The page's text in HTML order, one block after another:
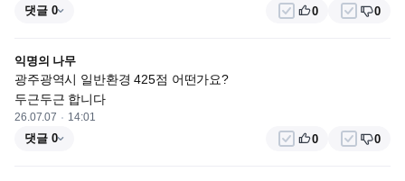
댓글 0 0 0
익명의 나무
광주광역시 일반환경 425점 어떤가요?
두근두근 합니다
26.07.07 14:01
댓글 0 0 0